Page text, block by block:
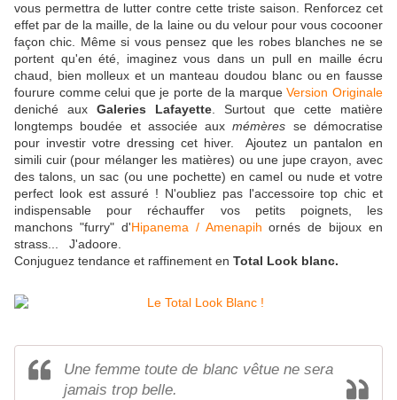
vous permettra de lutter contre cette triste saison. Renforcez cet
effet par de la maille, de la laine ou du velour pour vous cocooner
façon chic. Même si vous pensez que les robes blanches ne se
portent qu'en été, imaginez vous dans un pull en maille écru
chaud, bien molleux et un manteau doudou blanc ou en fausse
fourure comme celui que je porte de la marqueVersion Originale
deniché aux Galeries Lafayette . Surtout que cette matière
longtemps boudée et associée auxmémères se démocratise
pour investir votre dressing cet hiver. Ajoutez un pantalon en
simili cuir (pour mélanger les matières) ou une jupe crayon, avec
des talons, un sac (ou une pochette) en camel ou nude et votre
perfect look est assuré ! N'oubliez pas l'accessoire top chic et
indispensable pour réchauffer vos petits poignets, les
manchons "furry" d'Hipanema / Amenapih ornés de bijoux en
strass... J'adoore.
Conjuguez tendance et raffinement en Total Look blanc.
Une femme toute de blanc vêtue ne sera
jamais trop belle.